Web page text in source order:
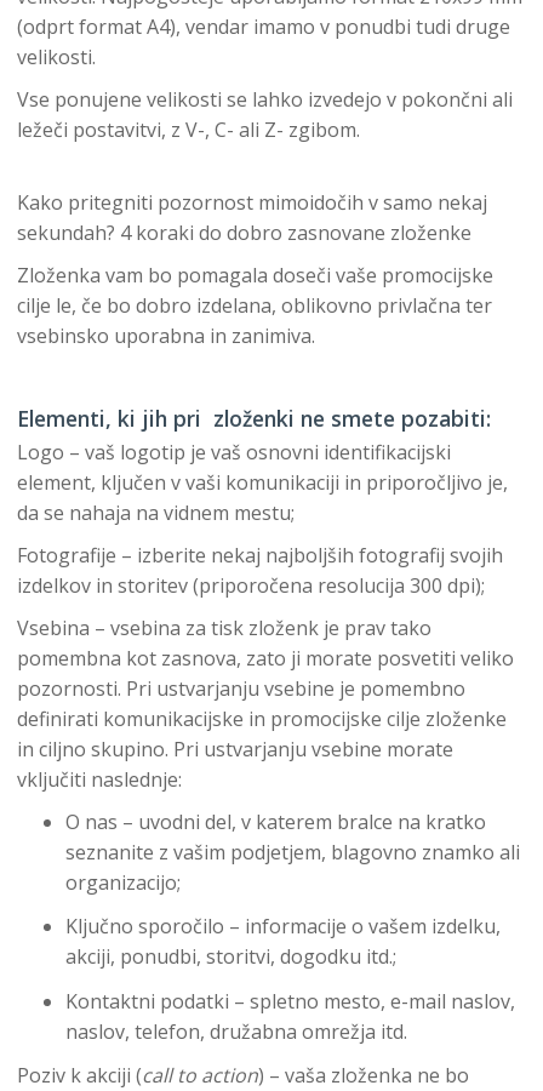
(odprt format A4), vendar imamo v ponudbi tudi druge
velikosti.
Vse ponujene velikosti se lahko izvedejo v pokončni ali
ležeči postavitvi, z V-, C- ali Z- zgibom.
Kako pritegniti pozornost mimoidočih v samo nekaj
sekundah? 4 koraki do dobro zasnovane zloženke
Zloženka vam bo pomagala doseči vaše promocijske
cilje le, če bo dobro izdelana, oblikovno privlačna ter
vsebinsko uporabna in zanimiva.
Elementi, ki jih pri zloženki ne smete pozabiti:
Logo – vaš logotip je vaš osnovni identifikacijski
element, ključen v vaši komunikaciji in priporočljivo je,
da se nahaja na vidnem mestu;
Fotografije – izberite nekaj najboljših fotografij svojih
izdelkov in storitev (priporočena resolucija 300 dpi);
Vsebina – vsebina za tisk zloženk je prav tako
pomembna kot zasnova, zato ji morate posvetiti veliko
pozornosti. Pri ustvarjanju vsebine je pomembno
definirati komunikacijske in promocijske cilje zloženke
in ciljno skupino. Pri ustvarjanju vsebine morate
vključiti naslednje:
O nas – uvodni del, v katerem bralce na kratko
seznanite z vašim podjetjem, blagovno znamko ali
organizacijo;
Ključno sporočilo – informacije o vašem izdelku,
akciji, ponudbi, storitvi, dogodku itd.;
Kontaktni podatki – spletno mesto, e-mail naslov,
naslov, telefon, družabna omrežja itd.
Poziv k akciji (call to action) – vaša zloženka ne bo